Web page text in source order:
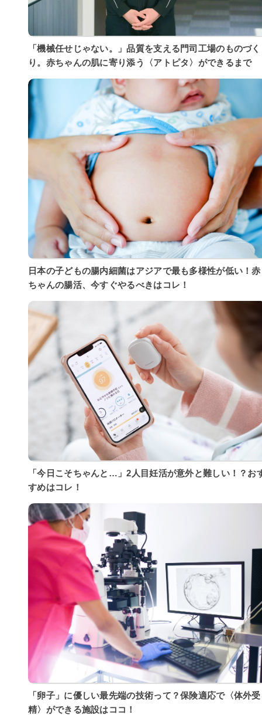
「機械任せじゃない。」品質を支える門司工場のものづく
り。赤ちゃんの肌に寄り添う〈アトピタ〉ができるまで
日本の子どもの腸内細菌はアジアで最も多様性が低い！赤
ちゃんの腸活、今すぐやるべきはコレ！
「今日こそちゃんと…」2人目妊活が意外と難しい！？お
すめはコレ！
「卵子」に優しい最先端の技術って？保険適応で〈体外受
精〉ができる施設はココ！